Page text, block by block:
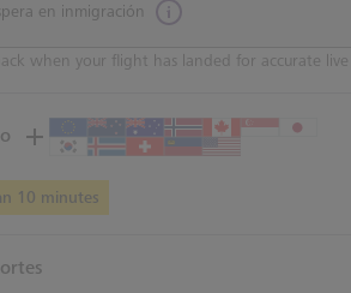
en inmigración
when your flight has landed for accurate
10 minutes